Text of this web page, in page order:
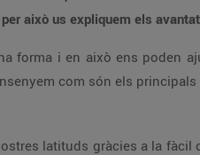
això us expliquem els
forma i en això ens poden
com són els
latituds gràcies a la